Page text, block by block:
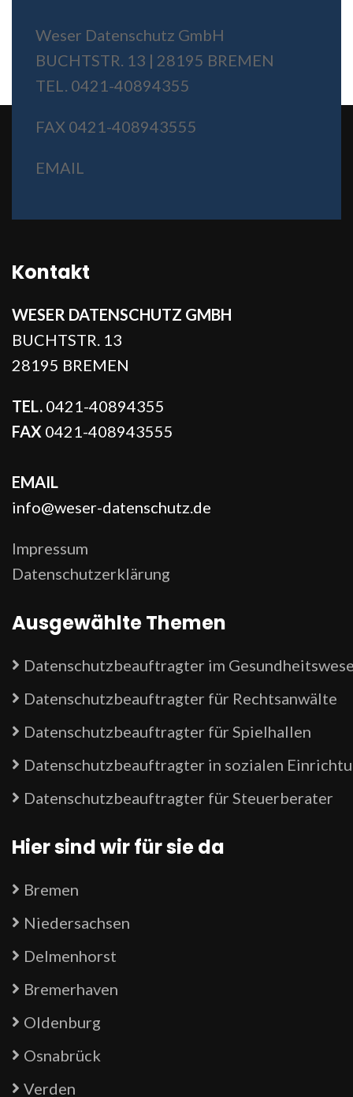
Weser Datenschutz GmbH
BUCHTSTR. 13 | 28195 BREMEN
TEL. 0421-40894355
FAX 0421-408943555
EMAIL
Kontakt
WESER DATENSCHUTZ GMBH
BUCHTSTR. 13
28195 BREMEN
TEL. 0421-40894355
FAX 0421-408943555
EMAIL
info@weser-datenschutz.de
Impressum
Datenschutzerklärung
Ausgewählte Themen
Datenschutzbeauftragter im
Datenschutzbeauftragter für Rechtsanwälte
Datenschutzbeauftragter für Spielhallen
Datenschutzbeauftragter in sozialen
Datenschutzbeauftragter für Steuerberater
Hier sind wir für sie da
Bremen
Niedersachsen
Delmenhorst
Bremerhaven
Oldenburg
Osnabrück
Verden